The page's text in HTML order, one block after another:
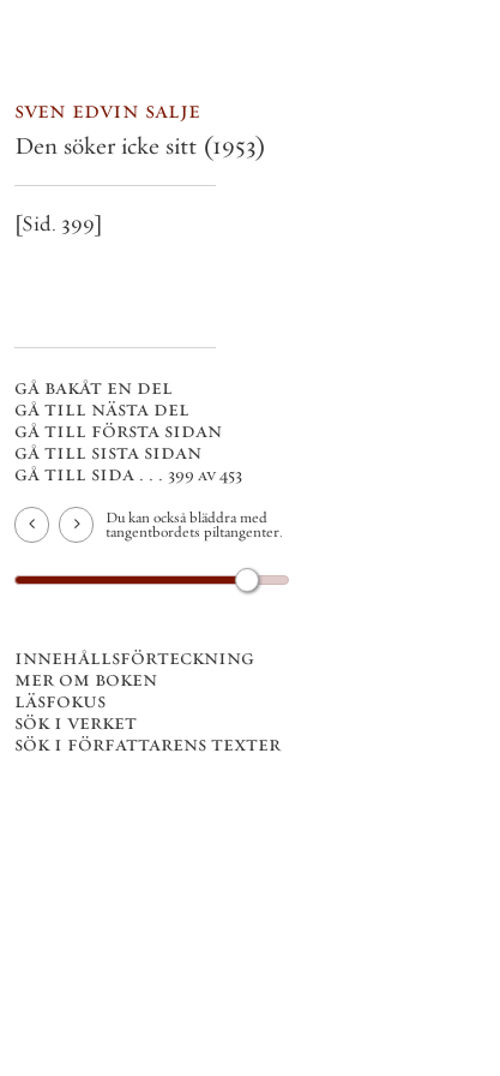
sven edvin salje
Den söker icke sitt (1953)
[Sid. 399]
gå bakåt en del
gå till nästa del
gå till första sidan
gå till sista sidan
gå till sida . . . 399 av 453
Du kan också bläddra med
tangentbordets piltangenter.
innehållsförteckning
mer om boken
läsfokus
sök i verket
sök i författarens texter